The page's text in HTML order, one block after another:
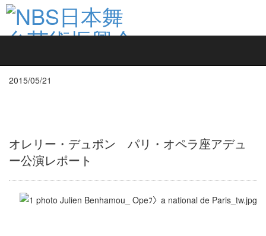
What's New News List
2015/05/21
オレリー・デュポン パリ・オペラ座アデュ
ー公演レポート